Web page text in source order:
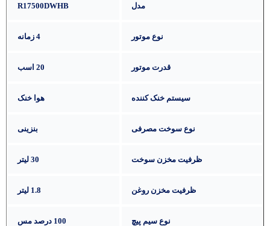
مدل R17500DWHB
نوع موتور 4 زمانه
قدرت موتور 20 اسب
سیستم خنک کننده هوا خنک
نوع سوخت مصرفی بنزینی
ظرفیت مخزن سوخت 30 لیتر
ظرفیت مخزن روغن 1.8 لیتر
نوع سیم پیچ 100 درصد مس